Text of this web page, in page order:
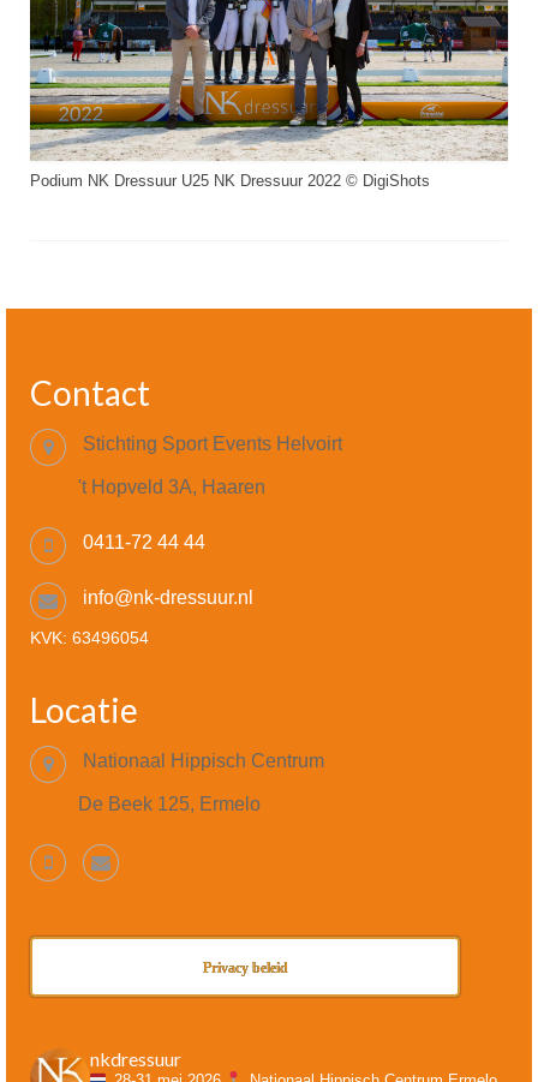
Podium NK Dressuur U25 NK Dressuur 2022 © DigiShots
Contact
Stichting Sport Events Helvoirt
't Hopveld 3A, Haaren
0411-72 44 44
info@nk-dressuur.nl
KVK: 63496054
Locatie
Nationaal Hippisch Centrum
De Beek 125, Ermelo
Privacy beleid
nkdressuur